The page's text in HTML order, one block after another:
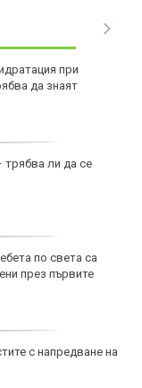
при
да знаят
трябва ли да се
по света са
през първите
с напредване на